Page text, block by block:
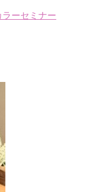
ーセミナー